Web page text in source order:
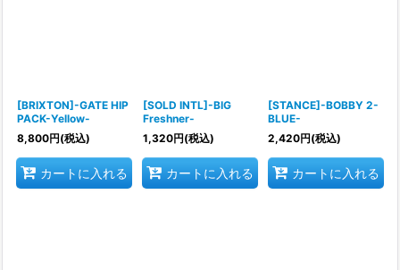
[BRIXTON]-GATE HIP
PACK-Yellow-
8,800円(税込)
カートに入れる
[SOLD INTL]-BIG
Freshner-
1,320円(税込)
カートに入れる
[STANCE]-BOBBY 2-
BLUE-
2,420円(税込)
カートに入れる